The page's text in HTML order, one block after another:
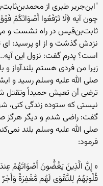
"ابن‌جریر طبری از
چون‌ آیه‌ ﴿لَا تَرْفَعُوا أَصْوَاتَکُمْ
‌ثابت‌بن‌قیس‌ در راه‌ نشست‌ و
نزدش ‌گذشت‌ و از او پرسید: ای‌
است‌؟ پدرم‌ گفت: نزول‌ این‌
زیرا من‌ فردی‌ هستم‌ بلندآواز
صلی الله علیه وسلم رسید و
ترضی‌ أن‌ تعیش‌ حمیداً وتقتل‌
نیستی‌ که‌ ستوده‌ زندگی‌
گفت: راضی‌ شدم‌ و دیگر هرگز
صلی الله علیه وسلم بلند
فرمود:
« إِنَّ الَّذِینَ یَغُضُّونَ أَصْوَاتَهُمْ
قُلُوبَهُمْ لِلتَّقْوَی لَهُم مَّغْفِرَةٌ